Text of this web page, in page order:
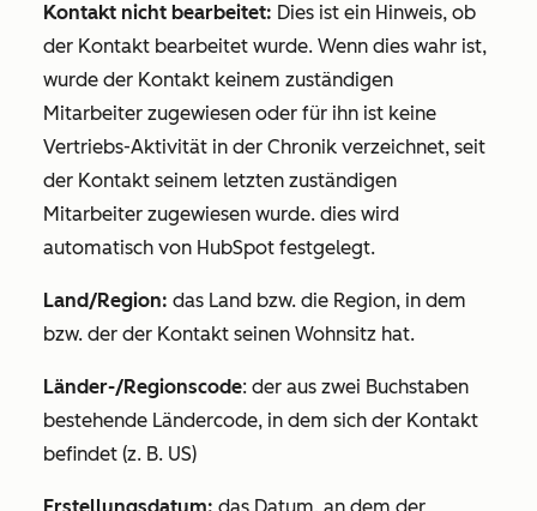
Kontakt nicht bearbeitet: Dies ist ein Hinweis, ob
der Kontakt bearbeitet wurde. Wenn dies wahr ist,
wurde der Kontakt keinem zuständigen
Mitarbeiter zugewiesen oder für ihn ist keine
Vertriebs-Aktivität in der Chronik verzeichnet, seit
der Kontakt seinem letzten zuständigen
Mitarbeiter zugewiesen wurde. dies wird
automatisch von HubSpot festgelegt.
Land/Region: das Land bzw. die Region, in dem
bzw. der der Kontakt seinen Wohnsitz hat.
Länder-/Regionscode: der aus zwei Buchstaben
bestehende Ländercode, in dem sich der Kontakt
befindet (z. B. US)